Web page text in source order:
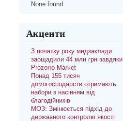
None found
Акценти
З початку року медзаклади
заощадили 44 млн грн завдяки
Prozorro Market
Понад 155 тисяч
домогосподарств отримають
набори з насінням від
благодійників
МОЗ: Змінюється підхід до
державного контролю якості